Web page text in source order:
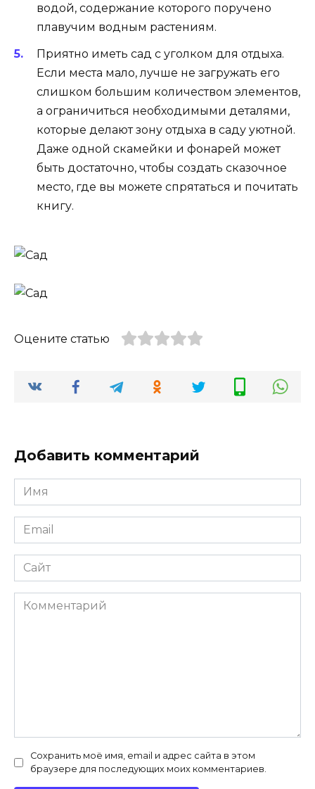
водой, содержание которого поручено
плавучим водным растениям.
Приятно иметь сад с уголком для отдыха.
Если места мало, лучше не загружать его
слишком большим количеством элементов,
а ограничиться необходимыми деталями,
которые делают зону отдыха в саду уютной.
Даже одной скамейки и фонарей может
быть достаточно, чтобы создать сказочное
место, где вы можете спрятаться и почитать
книгу.
Оцените статью
Добавить комментарий
Имя
*
Email
*
Сайт
Комментарий
Сохранить моё имя, email и адрес сайта в этом
браузере для последующих моих комментариев.